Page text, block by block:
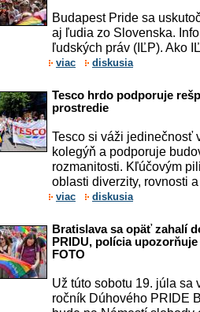
Budapest Pride sa
aj ľudia zo Slovenska.
ľudských práv (IĽP). Ako
viac diskusia
Tesco hrdo podporuje
prostredie
Tesco si váži jedinečnosť
kolegýň a podporuje
rozmanitosti. Kľúčovým
oblasti diverzity, rovnosti
viac diskusia
Bratislava sa opäť zahalí
PRIDU, polícia
FOTO
Už túto sobotu 19. júla sa
ročník Dúhového PRIDE